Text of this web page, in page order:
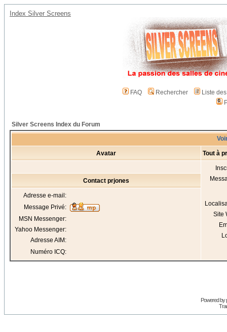
Index Silver Screens
FAQ Rechercher
Liste
Silver Screens Index du Forum
Avatar Tout à
Site
Contact prjones
Adresse e-mail:
Message Privé:
MSN Messenger:
Yahoo Messenger:
Adresse AIM:
Numéro ICQ:
Powered by